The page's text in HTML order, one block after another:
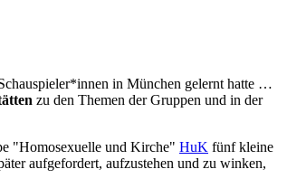
in München gelernt hatte …
zu den Themen der Gruppen und in der
"Homosexuelle und Kirche" HuK fünf kleine
aufgefordert, aufzustehen und zu winken,